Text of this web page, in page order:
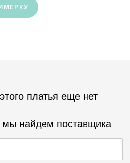
платья еще нет
мы найдем поставщика